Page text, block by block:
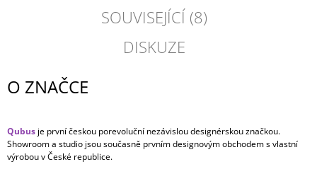
SOUVISEJÍCÍ (8)
DISKUZE
O ZNAČCE
Qubus je první českou porevoluční nezávislou designérskou značkou.
Showroom a studio jsou současně prvním designovým obchodem s vlastní
výrobou v České republice.